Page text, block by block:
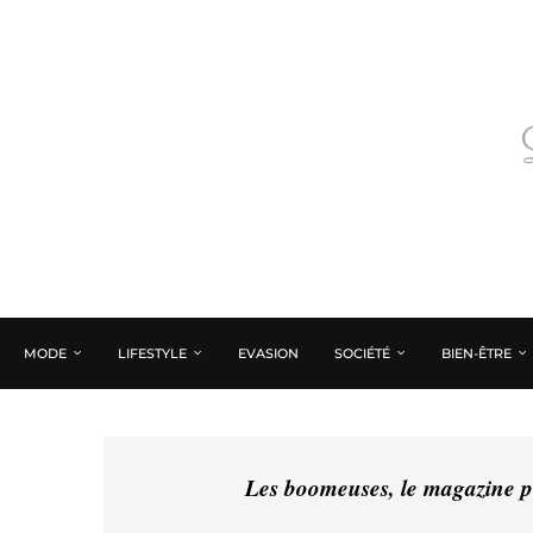
MODE LIFESTYLE EVASION SOCIÉTÉ BIEN-ÊTRE
Les boomeuses, le